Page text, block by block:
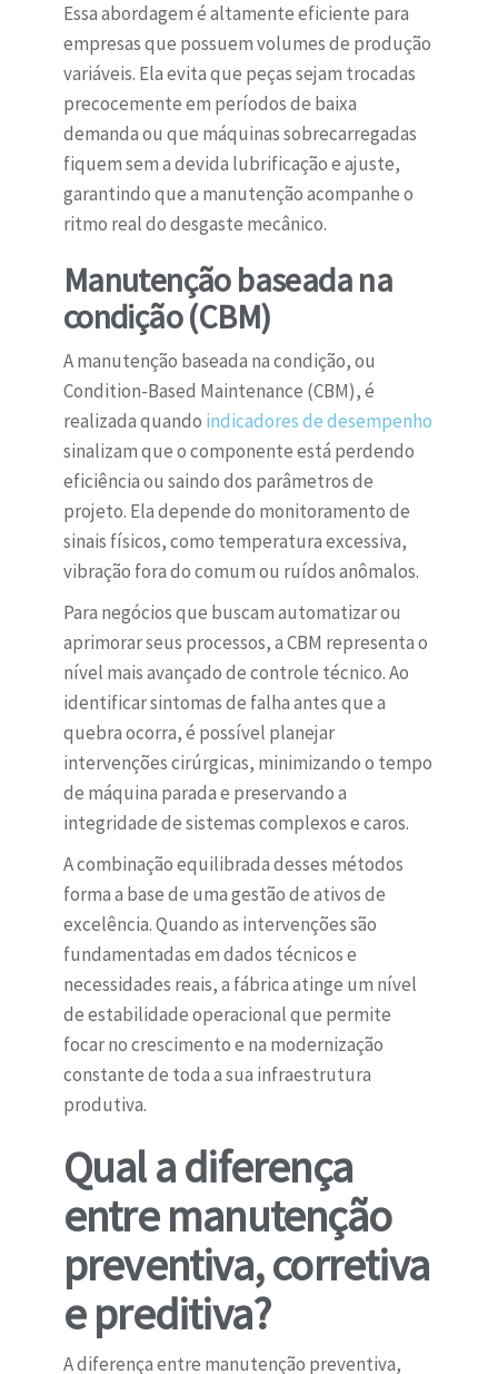
Essa abordagem é altamente eficiente para
empresas que possuem volumes de produção
variáveis. Ela evita que peças sejam trocadas
precocemente em períodos de baixa
demanda ou que máquinas sobrecarregadas
fiquem sem a devida lubrificação e ajuste,
garantindo que a manutenção acompanhe o
ritmo real do desgaste mecânico.
Manutenção baseada na
condição (CBM)
A manutenção baseada na condição, ou
Condition-Based Maintenance (CBM), é
realizada quando indicadores de desempenho
sinalizam que o componente está perdendo
eficiência ou saindo dos parâmetros de
projeto. Ela depende do monitoramento de
sinais físicos, como temperatura excessiva,
vibração fora do comum ou ruídos anômalos.
Para negócios que buscam automatizar ou
aprimorar seus processos, a CBM representa o
nível mais avançado de controle técnico. Ao
identificar sintomas de falha antes que a
quebra ocorra, é possível planejar
intervenções cirúrgicas, minimizando o tempo
de máquina parada e preservando a
integridade de sistemas complexos e caros.
A combinação equilibrada desses métodos
forma a base de uma gestão de ativos de
excelência. Quando as intervenções são
fundamentadas em dados técnicos e
necessidades reais, a fábrica atinge um nível
de estabilidade operacional que permite
focar no crescimento e na modernização
constante de toda a sua infraestrutura
produtiva.
Qual a diferença
entre manutenção
preventiva, corretiva
e preditiva?
A diferença entre manutenção preventiva,